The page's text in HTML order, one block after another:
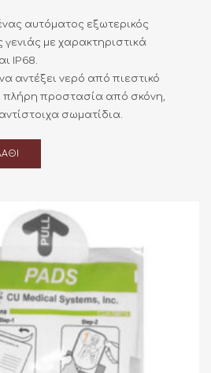
αυτόματος εξωτερικός
γενιάς με χαρακτηριστικά
IP68.
αντέξει νερό από πιεστικό
πλήρη προστασία από σκόνη,
σωματίδια.